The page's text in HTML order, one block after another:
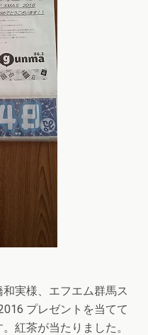
実様、エフエム群馬ス
プレゼントを当てて
紅茶が当たりました。